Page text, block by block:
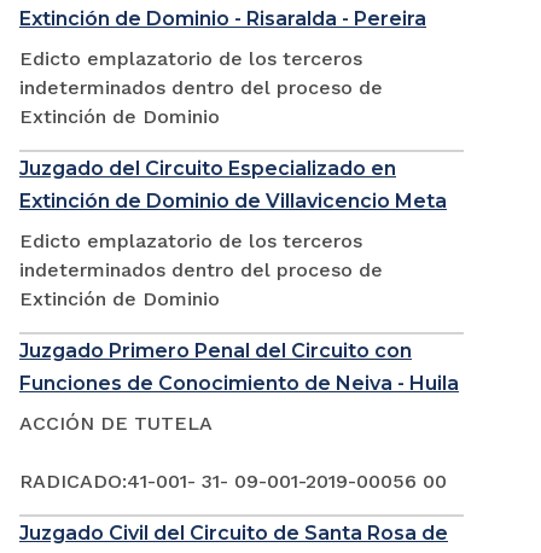
Extinción de Dominio - Risaralda - Pereira
Edicto emplazatorio de los terceros
indeterminados dentro del proceso de
Extinción de Dominio
Juzgado del Circuito Especializado en
Extinción de Dominio de Villavicencio Meta
Edicto emplazatorio de los terceros
indeterminados dentro del proceso de
Extinción de Dominio
Juzgado Primero Penal del Circuito con
Funciones de Conocimiento de Neiva - Huila
ACCIÓN DE TUTELA
RADICADO:41-001- 31- 09-001-2019-00056 00
Juzgado Civil del Circuito de Santa Rosa de